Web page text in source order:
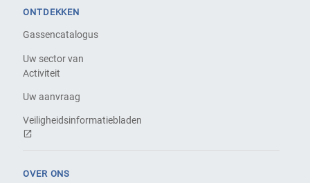
ONTDEKKEN
Gassencatalogus
Uw sector van
Activiteit
Uw aanvraag
Veiligheidsinformatiebladen
OVER ONS